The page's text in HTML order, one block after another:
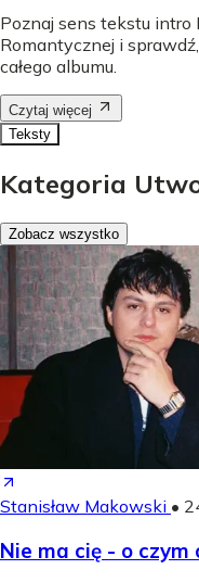
Poznaj sens tekstu intro
Romantycznej i
całego albumu.
Czytaj więcej
Teksty
Kategoria
Zobacz wszystko
Stanisław Makowski •
Nie ma cię - o